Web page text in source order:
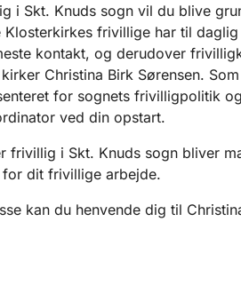
i Skt. Knuds sogn vil du blive
Klosterkirkes frivillige har til
kontakt, og derudover
Christina Birk Sørensen.
for sognets frivilligpolitik
ved din opstart.
frivillig i Skt. Knuds sogn bliver
for dit frivillige arbejde.
kan du henvende dig til